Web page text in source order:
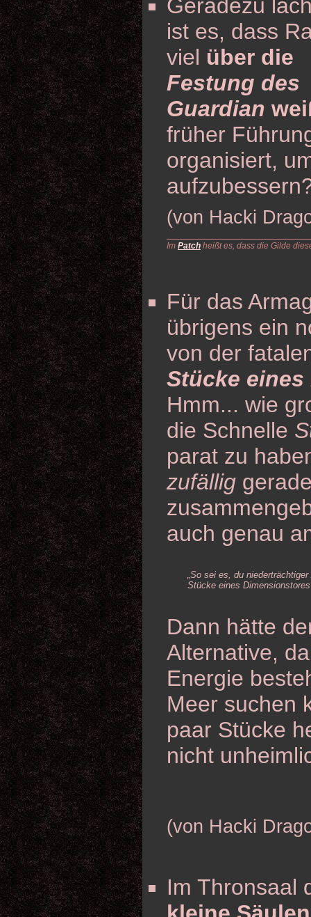
Geradezu
ist es, dass
viel über die
Festung des
Guardian
früher
organisiert,
(von Hacki
Im Patch heißt es, dass die Gilde
Für das
übrigens ein
von der
Stücke
Hmm... wie
die Schnelle
parat zu
zufällig
auch genau
„So sei es, du
Stücke eines
Dann hätte
Alternative,
Energie
Meer suchen
paar Stücke
nicht
(von Hacki
Im Thronsaal